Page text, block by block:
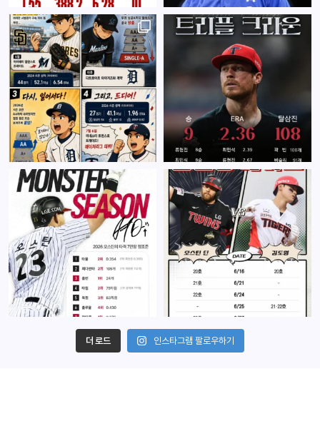
더 로드 인스타그램 팔로우하기